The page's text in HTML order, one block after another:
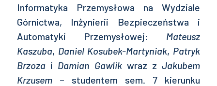
Informatyka Przemysłowa na Wydziale
Górnictwa, Inżynierii Bezpieczeństwa i
Automatyki Przemysłowej: Mateusz
Kaszuba, Daniel Kosubek-Martyniak, Patryk
Brzoza i Damian Gawlik wraz z Jakubem
Krzusem – studentem sem. 7 kierunku